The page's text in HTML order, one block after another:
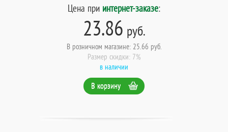
Цена при интернет-заказе:
23.86 руб.
В розничном магазине: 25.66 руб.
Размер скидки: 7%
в наличии
В корзину